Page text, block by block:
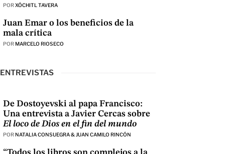
PORXÓCHITL TAVERA
Juan Emar o los beneficios de la
mala crítica
PORMARCELO RIOSECO
ENTREVISTAS
De Dostoyevski al papa Francisco:
Una entrevista a Javier Cercas sobre
El loco de Dios en el fin del mundo
POR NATALIA CONSUEGRA & JUAN CAMILO RINCÓN